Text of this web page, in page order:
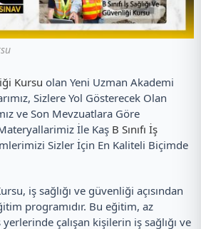
Kursu olan Yeni Uzman Akademi
Sizlere Yol Gösterecek Olan
ve Son Mevzuatlara Göre
İle Kaş B Sınıfı İş
Sizler İçin En Kaliteli Biçimde
iş sağlığı ve güvenliği açısından
programıdır. Bu eğitim, az
çalışan kişilerin iş sağlığı ve